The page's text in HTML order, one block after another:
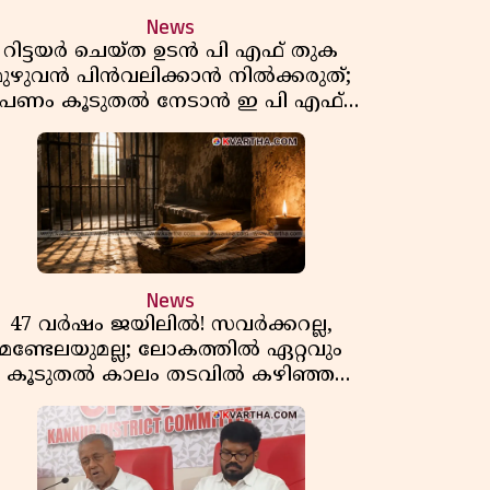
News
റിട്ടയർ ചെയ്ത ഉടൻ പി എഫ് തുക
പിൻവലിക്കാൻ നിൽക്കരുത്;
കൂടുതൽ നേടാൻ ഇ പി എഫ്
ഒയുടെ നിയമം അറിയാം
News
47 വർഷം ജയിലിൽ! സവർക്കറല്ല,
മണ്ടേലയുമല്ല; ലോകത്തിൽ ഏറ്റവും
കൂടുതൽ കാലം തടവിൽ കഴിഞ്ഞ
തടവുകാരൻ ഇദ്ദേഹം! ഒരു
സ്വാതന്ത്ര്യസമര സേനാനിയുടെ
വേറിട്ട കഥ